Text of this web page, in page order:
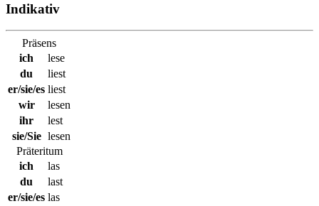
Indikativ
Präsens
ich
lese
du
liest
er/sie/es liest
wir
lesen
ihr
lest
sie/Sie lesen
Präteritum
ich
las
du
last
er/sie/es las